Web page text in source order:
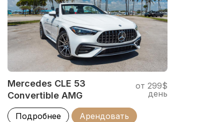
Mercedes CLE 53
Convertible AMG
от 299$
день
Подробнее Арендовать